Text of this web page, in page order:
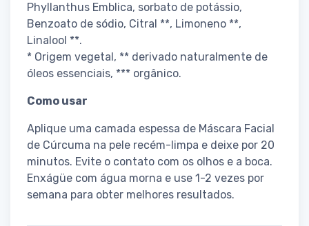
Phyllanthus Emblica, sorbato de potássio,
Benzoato de sódio, Citral **, Limoneno **,
Linalool **.
* Origem vegetal, ** derivado naturalmente de
óleos essenciais, *** orgânico.
Como usar
Aplique uma camada espessa de Máscara Facial
de Cúrcuma na pele recém-limpa e deixe por 20
minutos. Evite o contato com os olhos e a boca.
Enxágüe com água morna e use 1-2 vezes por
semana para obter melhores resultados.